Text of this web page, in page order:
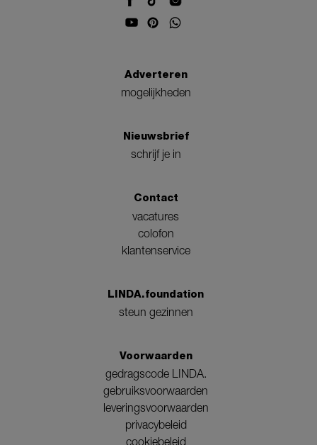
Adverteren
mogelijkheden
Nieuwsbrief
schrijf je in
Contact
vacatures
colofon
klantenservice
LINDA.foundation
steun gezinnen
Voorwaarden
gedragscode LINDA.
gebruiksvoorwaarden
leveringsvoorwaarden
privacybeleid
cookiebeleid